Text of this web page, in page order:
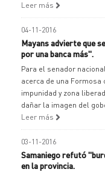
Leer más
04-11-2016
Mayans advierte que
por una banca más".
Para el senador
acerca de una Formosa
impunidad y zona
dañar la imagen del
Leer más
03-11-2016
Samaniego refutó
en la provincia.